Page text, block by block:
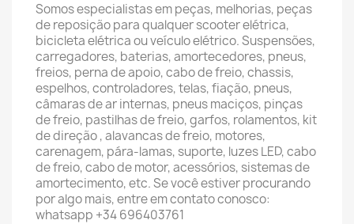
Somos especialistas em peças, melhorias, peças
de reposição para qualquer scooter elétrica,
bicicleta elétrica ou veículo elétrico. Suspensões,
carregadores, baterias, amortecedores, pneus,
freios, perna de apoio, cabo de freio, chassis,
espelhos, controladores, telas, fiação, pneus,
câmaras de ar internas, pneus maciços, pinças
de freio, pastilhas de freio, garfos, rolamentos, kit
de direção , alavancas de freio, motores,
carenagem, pára-lamas, suporte, luzes LED, cabo
de freio, cabo de motor, acessórios, sistemas de
amortecimento, etc. Se você estiver procurando
por algo mais, entre em contato conosco:
whatsapp +34 696403761